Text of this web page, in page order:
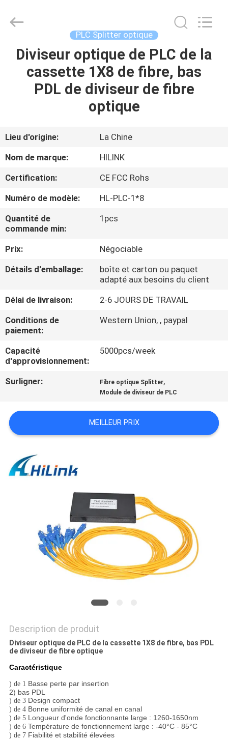
MAISON
À
PROPOS
NOUS
DE
L'USINE
CONTRÔLE
DE
LA
QUALITÉ
NOUS
CONTACTER
NOUVELLES
LES
DEMANDEZ
UN DEVIS
POLITIQUE
DE
CONFIDENTIALITÉ
HiLink
Technology
Reserved.
PLC Splitter optique
Diviseur optique de PLC de la
cassette 1X8 de fibre, bas
PDL de diviseur de fibre
optique
Lieu d'origine:
La Chine
Nom de marque:
HILINK
Certification:
CE FCC Rohs
Numéro de modèle:
HL-PLC-1*8
Quantité de
commande min:
1pcs
Prix:
Négociable
Détails d'emballage:
boîte et carton ou paquet
adapté aux besoins du client
Délai de livraison:
2-6 JOURS DE TRAVAIL
Conditions de
paiement:
Western Union, , paypal
Capacité
d'approvisionnement:
5000pcs/week
Surligner: Fibre optique Splitter,
Module de diviseur de PLC
MEILLEUR PRIX
Description de produit
Diviseur optique de PLC de la cassette 1X8 de fibre, bas PDL
de diviseur de fibre optique
Caractéristique
) de 1 Basse perte par insertion
2) bas PDL
) de 3 Design compact
) de 4 Bonne uniformité de canal en canal
) de 5 Longueur d'onde fonctionnante large : 1260-1650nm
) de 6 Température de fonctionnement large : -40°C - 85°C
) de 7 Fiabilité et stabilité élevées